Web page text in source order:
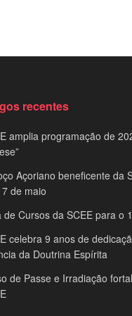
recentes
amplia programação de
Açoriano beneficente da
de maio
de Cursos da SCEE para o
celebra 9 anos de
da Doutrina Espírita
de Passe e Irradiação